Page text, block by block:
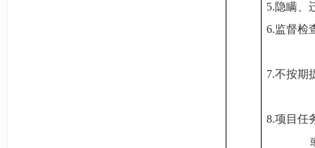
5.隐瞒、
6.监督检
7.不按期
8.项目任